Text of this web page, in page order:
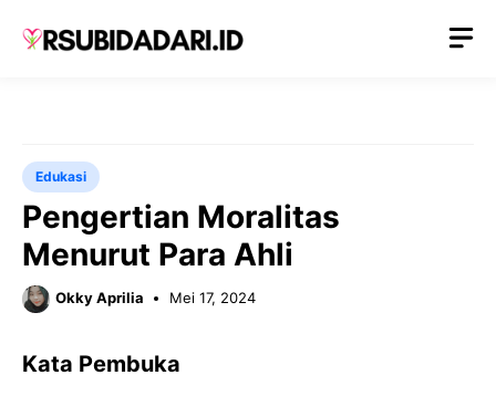
Edukasi
Pengertian Moralitas
Menurut Para Ahli
Okky Aprilia Mei 17, 2024
Kata Pembuka